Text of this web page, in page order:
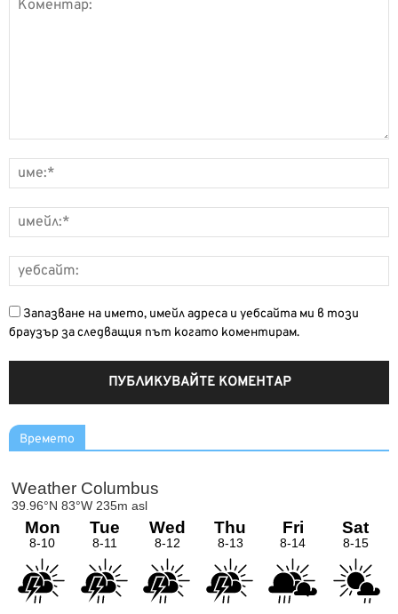
Запазване на името, имейл адреса и уебсайта ми в този
браузър за следващия път когато коментирам.
Времето